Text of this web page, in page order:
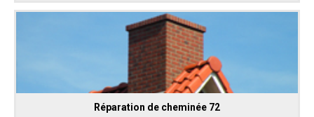
Réparation de cheminée 72